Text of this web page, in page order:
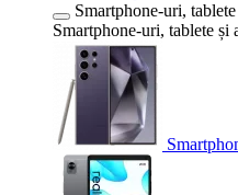
Smartphone-uri,
Smartphone-uri, tablete și